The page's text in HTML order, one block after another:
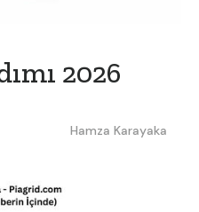
2026
Hamza Karayaka